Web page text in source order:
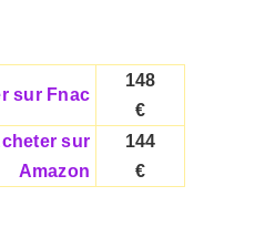
148
€
144
€